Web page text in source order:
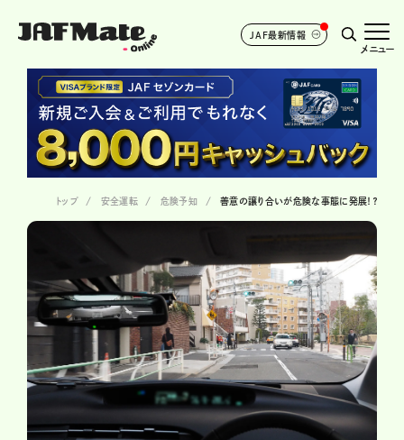
JAF最新情報
メニュー
トップ 安全運転 危険予知 善意の譲り合いが危険な事態に発展！？